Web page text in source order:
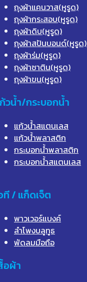
ถุงผ้าแคนวาส(หูรูด)
ถุงผ้ากระสอบ(หูรูด)
ถุงผ้าดิบ(หูรูด)
ถุงผ้าสปันบอนด์(หูรูด)
ถุงผ้าร่ม(หูรูด)
ถุงผ้าซาติน(หูรูด)
ถุงผ้าขน(หูรูด)
วน้ำ/กระบอกน้ำ
แก้วน้ำสแตนเลส
แก้วน้ำพลาสติก
กระบอกน้ำพลาสติก
กระบอกน้ำสแตนเลส
ที / แก็ดเจ็ต
พาวเวอร์แบงค์
ลำโพงบลูทูธ
พัดลมมือถือ
อผ้า